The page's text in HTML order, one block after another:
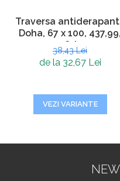
Traversa
Doha, 67 x 100, 437,99,
Gri
38,43 Lei
de la 32,67 Lei
VEZI VARIANTE